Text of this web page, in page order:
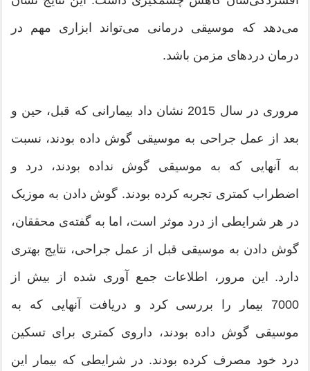
می‌دهد که موسیقی درمانی می‌تواند ابزاری مهم در
درمان دردهای مزمن باشد.
مروری در سال 2015 نشان داد بیمارانی که قبل، حین و
بعد از عمل جراحی به موسیقی گوش داده بودند، نسبت
به آنهایی که به موسیقی گوش نداده بودند، درد و
اضطراب کمتری تجربه کرده بودند. گوش دادن به موزیک
در هر شرایطی از درد موثر است، اما به گفته‌ی محققان،
گوش دادن به موسیقی قبل از عمل جراحی، نتایج بهتری
دارد. این مرور، اطلاعات جمع آوری شده از بیش از
7000 بیمار را بررسی کرد و دریافت آنهایی که به
موسیقی گوش داده بودند، داروی کمتری برای تسکین
درد خود مصرف کرده بودند. در شرایطی که بیمار این